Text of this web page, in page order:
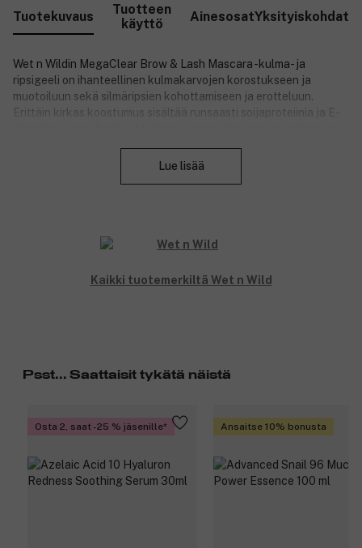
Tuotekuvaus
Tuotteen
käyttö
AinesosatYksityiskohdat
Wet n Wildin MegaClear Brow & Lash Mascara -kulma- ja
ripsigeeli on ihanteellinen kulmakarvojen korostukseen ja
muotoiluun sekä silmäripsien kohottamiseen ja erotteluun.
Erittäin kirkas koostumus sisältää runsaasti soijaproteiinia ja E-
3078450
Lue lisää
Kaikki tuotemerkiltä Wet n Wild
Psst... Saattaisit tykätä näistä
Osta 2, saat -25 % jäsenille Ansaitse 10% bonusta